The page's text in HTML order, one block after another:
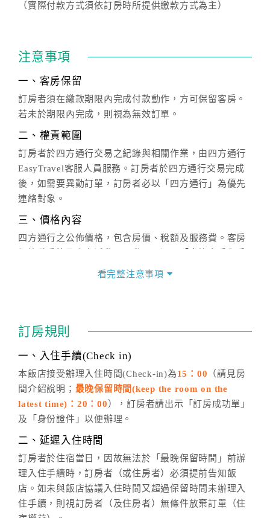
（實際付款方式須依訂房時所提供繳款方式為主）
注意事項
一、客房保留
訂房者須在繳款期限內完成付款動作，方可保留客房。
若未於期限內完成，則視為無效訂單。
二、權責範圍
訂房者於四方通行交易之紀錄與相關作業，由四方通行
EasyTravel客服人員服務。訂房者於四方通行交易完成
後，如需要異動訂單，訂房者必以「四方通行」為優先
連絡對象。
三、價格內容
四方通行之公佈價格，包含房價、稅額及服務費。客房
價」之當日價格為標準。
話方式異動訂單。
※非客服時間之申辦異動，皆為次日計算及辦理。
五、客服時間
週一至週日，上午9:00～晚上6:00
六、聯絡方式
(07)9682715 。
看完整注意事項
訂房規則
一、入住手續(Check in)
本飯店接受辦理入住時間(Check-in)為15：00 （請見房
間介紹說明； 最晚保留時間(keep the room on the
latest time)：20：00 ），訂房者請出示「訂房成功單」
及「身份證件」以便辦理。
二、延遲入住時間
訂房者於住宿當日，因故無法於「最晚保留時間」前辦
理入住手續時，訂房者（或住房者）必須提前告知飯
店。如未與飯店協議入住時間又超過保留時間未辦理入
住手續，則視訂房者（及住房者）無條件放棄訂單（住